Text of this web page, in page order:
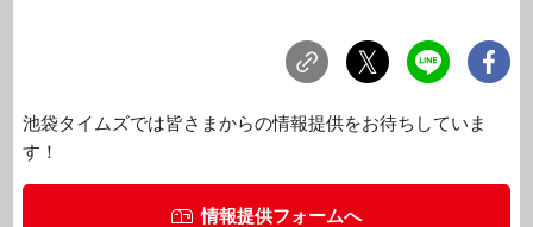
池袋タイムズでは皆さまからの情報提供をお待ちしていま
す！
情報提供フォームへ